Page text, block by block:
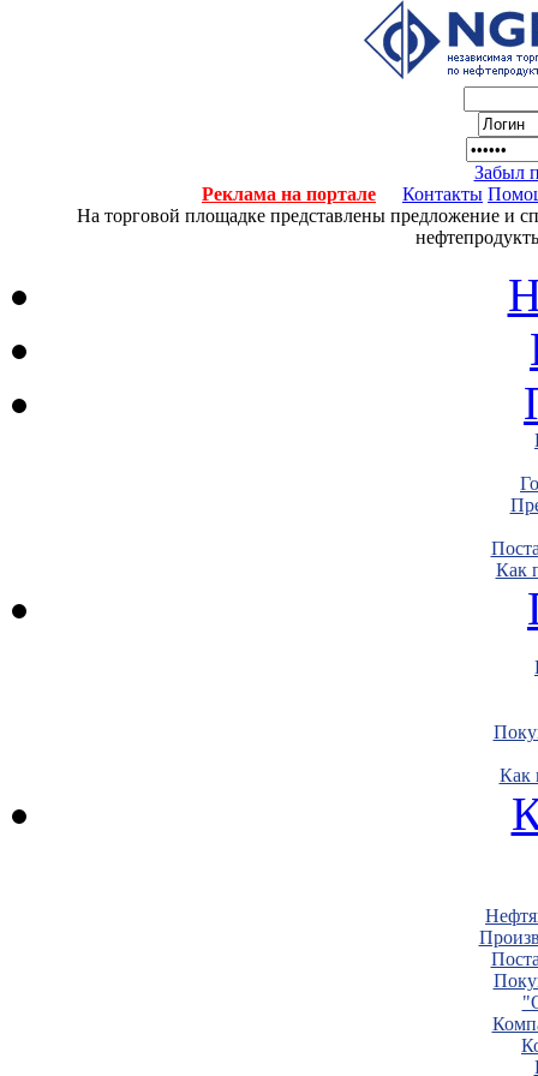
Забыл
Реклама на портале
Контакты
На торговой площадке представлены предложение и
Как
Как